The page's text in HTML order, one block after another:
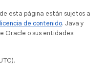
esta página están sujetos a
licencia de contenido. Java y
Oracle o sus entidades